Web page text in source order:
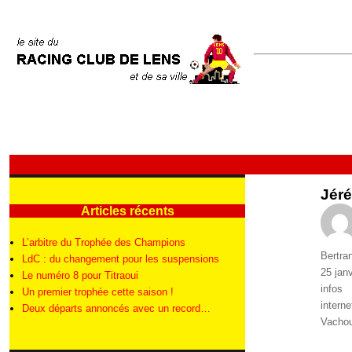
Auteur
Publié
le
25
infos
Articles récents
L’arbitre du Trophée des Champions
LdC : du changement pour les suspensions
Le numéro 8 pour Titraoui
Un premier trophée cette saison !
Deux départs annoncés avec un record…